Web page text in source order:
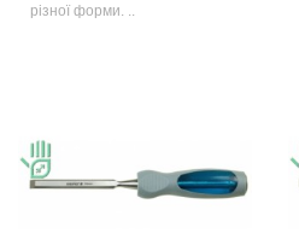
різної форми. ..